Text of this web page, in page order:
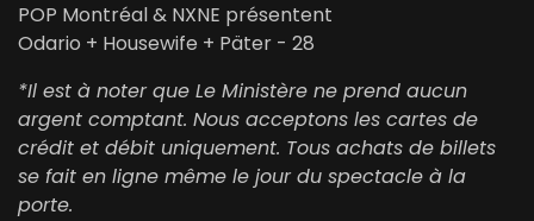
POP Montréal & NXNE présentent
Odario + Housewife + Päter - 28
*Il est à noter que Le Ministère ne prend aucun
argent comptant. Nous acceptons les cartes de
crédit et débit uniquement. Tous achats de billets
se fait en ligne même le jour du spectacle à la
porte.